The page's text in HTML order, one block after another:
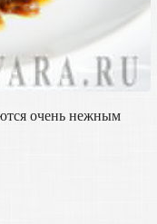
очень нежным